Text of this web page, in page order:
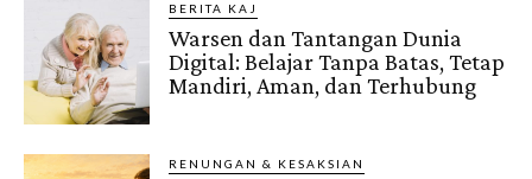
BERITA KAJ
Warsen dan Tantangan Dunia
Digital: Belajar Tanpa Batas, Tetap
Mandiri, Aman, dan Terhubung
RENUNGAN & KESAKSIAN